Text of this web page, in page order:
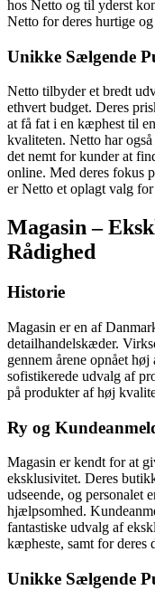
hos Netto og til yderst
Netto for deres hurtige
Unikke Sælgende
Netto tilbyder et bredt
ethvert budget. Deres
at få fat i en kæphest til
kvaliteten. Netto har
det nemt for kunder at
online. Med deres fokus
er Netto et oplagt valg
Magasin –
Rådighed
Historie
Magasin er en af
detailhandelskæder.
gennem årene opnået
sofistikerede udvalg af
på produkter af høj
Ry og
Magasin er kendt for at
eksklusivitet. Deres
udseende, og personalet
hjælpsomhed.
fantastiske udvalg af
kæpheste, samt for
Unikke Sælgende